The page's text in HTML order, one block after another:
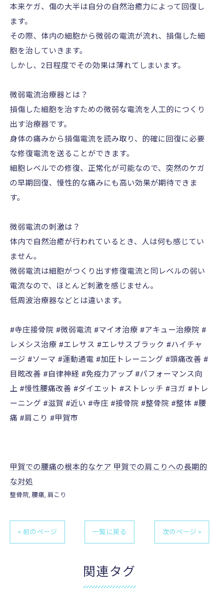
本来ケガ、傷の大半は自分の自然治癒力によって回復し
ます。
その際、体内の細胞から微弱の電流が流れ、損傷した細
胞を治していきます。
しかし、2日程度でその効果は薄れてしまいます。
微弱電流治療器とは？
損傷した細胞を治すための微弱な電流を人工的につくり
出す治療器です。
身体の痛みから損傷電流を読み取り、的確に回復に必要
な修復電流を送ることができます。
細胞レベルでの修復、正常化が可能なので、突然のケガ
の早期回復、慢性的な痛みにも高い効果が期待できま
す。
微弱電流の刺激は？
体内で自然治癒が行われているとき、人は何も感じてい
ません。
微弱電流は細胞がつくり出す修復電流と同レベルの弱い
電流なので、ほとんど刺激を感じません。
低周波治療器などとは違います。
#寺庄接骨院 #微弱電流 #マイオ治療 #アキュー治療院 #
レメシス治療 #エレサス #エレサスブラック #ハイチャ
ージ #ソーマ #運動通電 #加圧トレーニング #頭痛改善 #
目眩改善 #自律神経 #免疫力アップ #パフォーマンス向
上 #慢性腰痛改善 #ダイエット #ストレッチ #ヨガ #トレ
ーニング #滋賀 #近い #寺庄 #接骨院 #整骨院 #整体 #腰
痛 #肩こり #甲賀市
甲賀での腰痛の根本的なケア 甲賀での肩こりへの長期的
な対処
整骨院 腰痛 肩こり
< 前のページ 一覧に戻る 次のページ >
関連タグ